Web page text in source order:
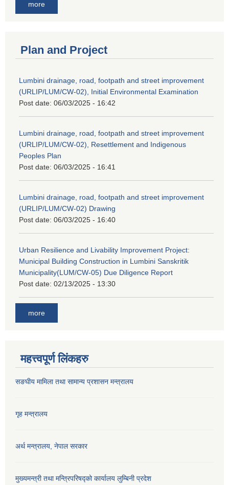
more
Plan and Project
Lumbini drainage, road, footpath and street improvement
(URLIP/LUM/CW-02), Initial Environmental Examination
Post date: 06/03/2025 - 16:42
Lumbini drainage, road, footpath and street improvement
(URLIP/LUM/CW-02), Resettlement and Indigenous
Peoples Plan
Post date: 06/03/2025 - 16:41
Lumbini drainage, road, footpath and street improvement
(URLIP/LUM/CW-02) Drawing
Post date: 06/03/2025 - 16:40
Urban Resilience and Livability Improvement Project:
Municipal Building Construction in Lumbini Sanskritik
Municipality(LUM/CW-05) Due Diligence Report
Post date: 02/13/2025 - 13:30
more
महत्त्वपूर्ण लिंकहरु
सङघीय मामिला तथा सामान्य प्रशासन मन्‍त्रालय
गृह मन्त्रालय
अर्थ मन्त्रालय, नेपाल सरकार
मुख्यमन्त्री तथा मन्त्रिपरिषद्को कार्यालय लुम्बिनी प्रदेश